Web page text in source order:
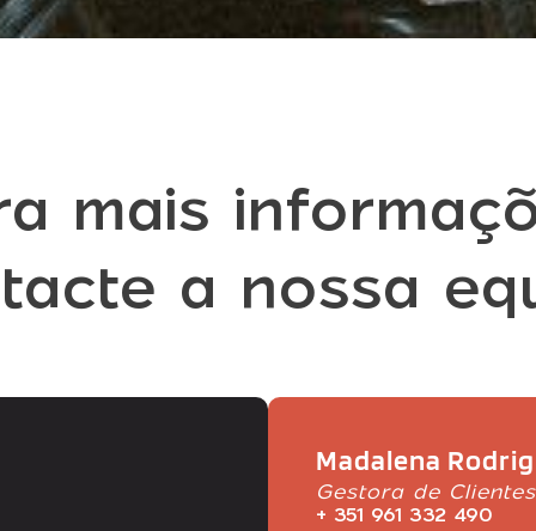
mais
a nossa
Madalena
Gestora de Clientes
+ 351 961 332 490